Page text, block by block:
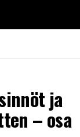
ja
– osa